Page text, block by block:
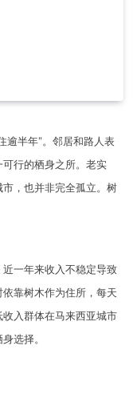
逾半年”。邻居和路人表
行的栖身之所。老实
，也并非完全孤立。树
一年来收入不稳定导致
靠树木作为住所，每天
入群体在马来西亚城市
选择。